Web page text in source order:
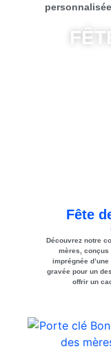
personnalisée
Fête
Découvrez notre
mères, conçus
imprégnée
gravée pour un
offrir un